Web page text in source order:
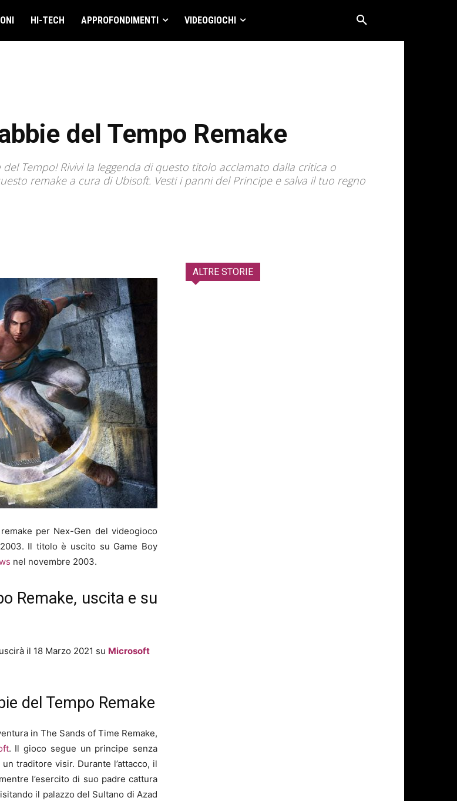
HI-TECH APPROFONDIMENTI VIDEOGIOCHI
del Tempo Remake
Tempo! Rivivi la leggenda di questo titolo acclamato dalla critica o
remake a cura di Ubisoft. Vesti i panni del Principe e salva il tuo regno
remake per Nex-Gen del videogioco
Il titolo è uscito su Game Boy
nel novembre 2003.
Remake, uscita e su
uscirà il 18 Marzo 2021 su Microsoft
del Tempo Remake
in The Sands of Time Remake,
. Il gioco segue un principe senza
traditore visir. Durante l’attacco, il
l’esercito di suo padre cattura
il palazzo del Sultano di Azad
ALTRE STORIE